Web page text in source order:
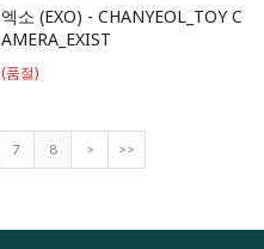
엑소 (EXO) - CHANYEOL_TOY C
AMERA_EXIST
(품절)
7 8 > >>